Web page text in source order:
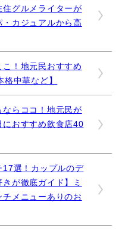
住グルメライターが
カジュアルから高
こ！地元民おすすめ
中華など】
ならココ！地元民が
におすすめ飲食店40
17選！カップルのデ
が徹底ガイド】ミ
メニューありのお